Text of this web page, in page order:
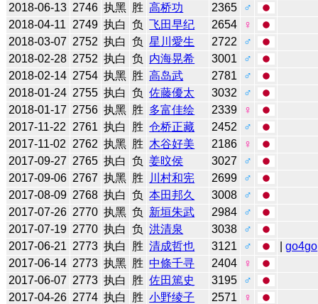
2018-06-13 2746 执黑 胜 高桥功 2365
♂
2018-04-11
2749 执白 负 飞田早纪 2654
♀
2018-03-07 2752 执白 负 星川愛生 2722
♂
2018-02-28 2752 执白 负 内海晃希 3001
♂
2018-02-14 2754 执黑 胜 高岛武 2781
♂
2018-01-24 2755 执白 负 佐藤優太 3032
♂
2018-01-17 2756 执黑 胜 多富佳绘 2339
♀
2017-11-22
2761 执白 胜 仓桥正藏 2452
♂
2017-11-02
2762 执黑 胜 木谷好美 2186
♀
2017-09-27 2765 执白 负 姜旼侯 3027
♂
2017-09-06 2767 执黑 胜 川村和宪 2699
♂
2017-08-09 2768 执白 负 本田邦久 3008
♂
2017-07-26 2770 执黑 负 新垣朱武 2984
♂
2017-07-19 2770 执白 负 洪清泉 3038
♂
2017-06-21 2773 执白 胜 清成哲也 3121 ♂ |go4go
2017-06-14 2773 执黑 胜 中條千寻 2404
♀
2017-06-07 2773 执白 胜 佐田篤史 3195
♂
2017-04-26 2774 执白 胜 小野绫子 2571
♀